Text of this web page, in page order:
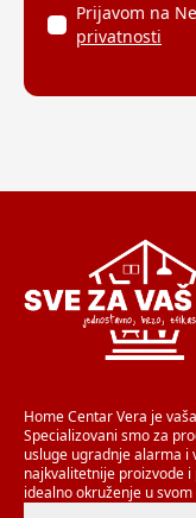
Prijavom na
privatnosti
Home Centar Vera je
Specializovani smo za
usluge ugradnje alarma i
najkvalitetnije proizvode
idealno okruženje u